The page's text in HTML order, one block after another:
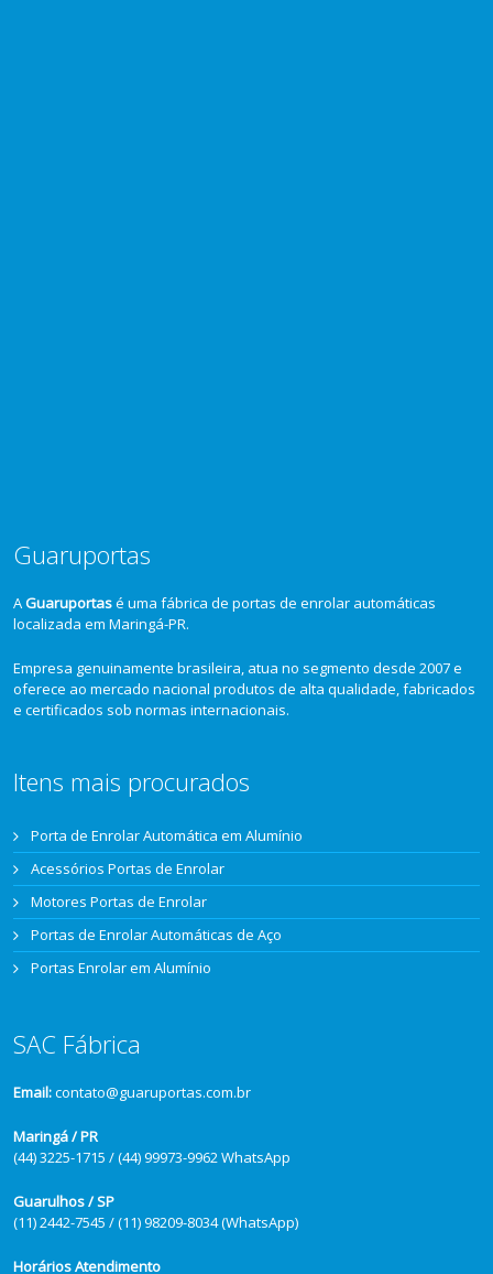
Guaruportas
AGuaruportasé uma fábrica de portas de enrolar automáticas
localizada em Maringá-PR.
Empresa genuinamente brasileira, atua no segmento desde 2007 e
oferece ao mercado nacional produtos de alta qualidade, fabricados
e certificados sob normas internacionais.
Itens mais procurados
Porta de Enrolar Automática em Alumínio
Acessórios Portas de Enrolar
Motores Portas de Enrolar
Portas de Enrolar Automáticas de Aço
Portas Enrolar em Alumínio
SAC Fábrica
Email:contato@guaruportas.com.br
Maringá / PR
(44) 3225-1715 / (44) 99973-9962 WhatsApp
Guarulhos / SP
(11) 2442-7545 / (11) 98209-8034 (WhatsApp)
Horários Atendimento